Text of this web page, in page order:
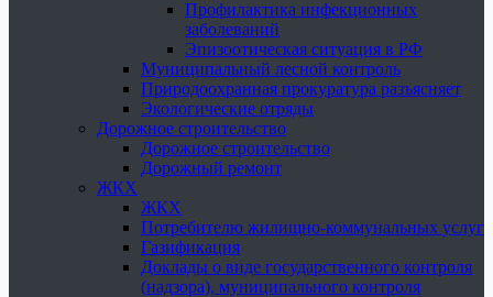
Профилактика инфекционных
заболеваний
Эпизоотическая ситуация в РФ
Муниципальный лесной контроль
Природоохранная прокуратура разъясняет
Экологические отряды
Дорожное строительство
Дорожное строительство
Дорожный ремонт
ЖКХ
ЖКХ
Потребителю жилищно-коммунальных услуг
Газификация
Доклады о виде государственного контроля
(надзора), муниципального контроля